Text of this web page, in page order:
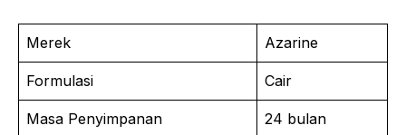
Merek Azarine
Formulasi Cair
Masa Penyimpanan 24 bulan